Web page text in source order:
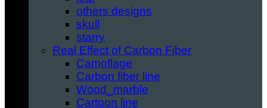
others designs
skull
starry
Real Effect of Carbon Fiber
Camoflage
Carbon fiber line
Wood_marble
Cartoon line